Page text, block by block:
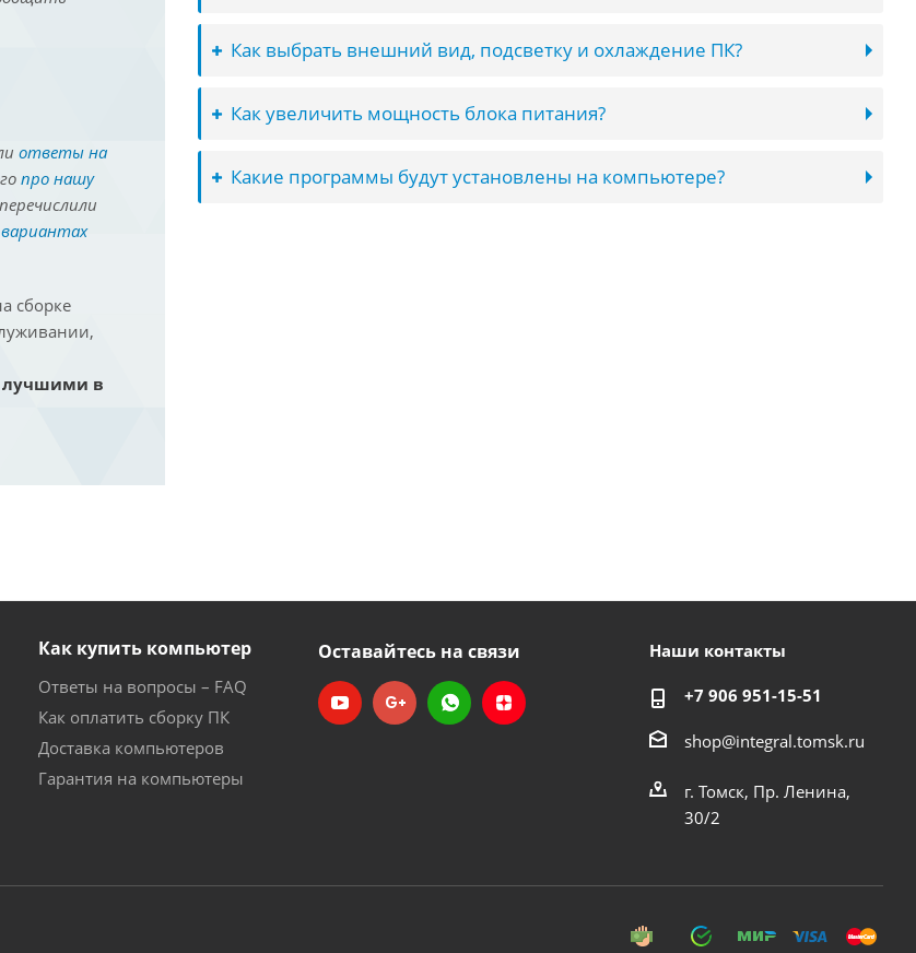
ответы на
про нашу
сборке
лучшими в
Как выбрать внешний вид, подсветку и охлаждение ПК?
Как увеличить мощность блока питания?
Какие программы будут установлены на компьютере?
Как купить компьютер
Ответы на вопросы – FAQ
Как оплатить сборку ПК
Доставка компьютеров
Гарантия на компьютеры
Оставайтесь на связи Наши контакты
+7 906 951-15-51
shop@integral.tomsk.ru
г. Томск, Пр. Ленина,
30/2